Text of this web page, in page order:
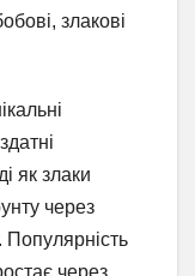
злакові
як злаки
через
через